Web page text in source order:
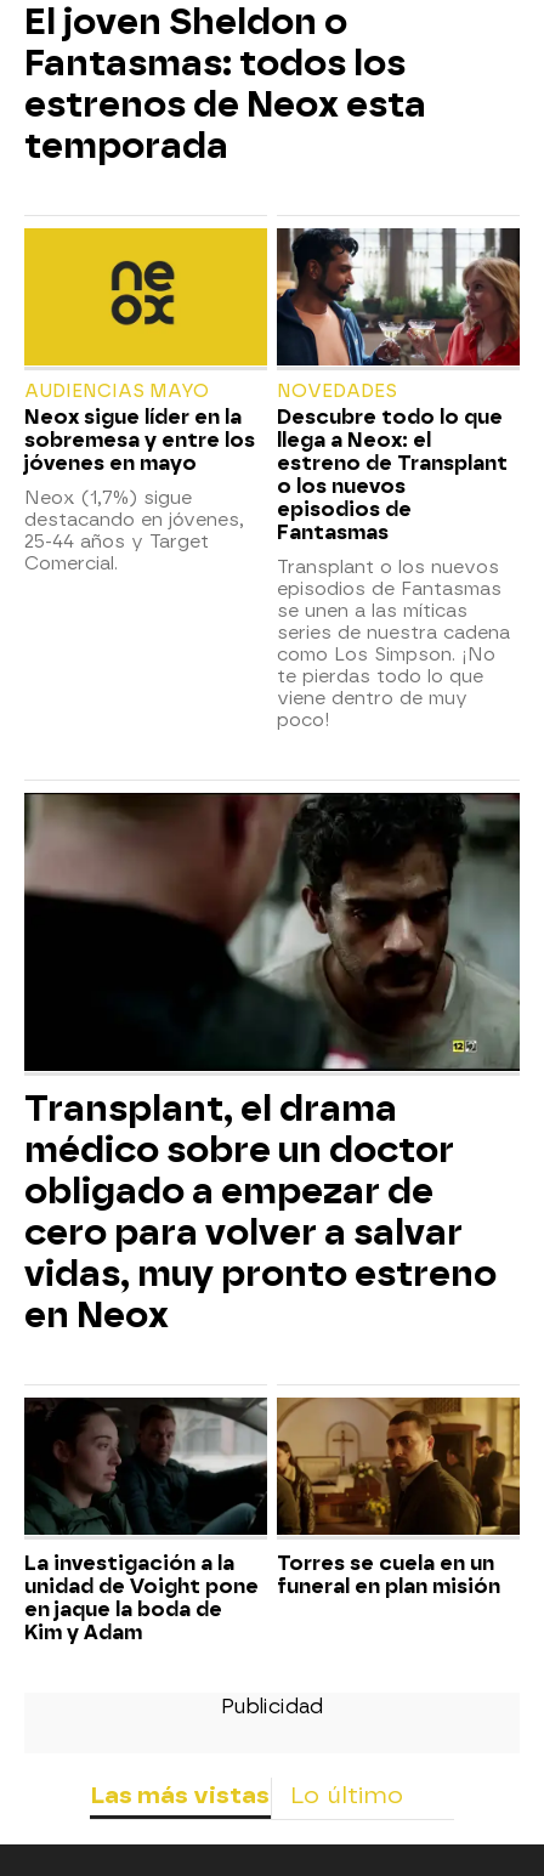
El joven Sheldon o
Fantasmas: todos los
estrenos de Neox esta
temporada
AUDIENCIAS MAYO
Neox sigue líder en la
sobremesa y entre los
jóvenes en mayo
Neox (1,7%) sigue
destacando en jóvenes,
25-44 años y Target
Comercial.
NOVEDADES
Descubre todo lo que
llega a Neox: el
estreno de Transplant
o los nuevos
episodios de
Fantasmas
Transplant o los nuevos
episodios de Fantasmas
se unen a las míticas
series de nuestra cadena
como Los Simpson. ¡No
te pierdas todo lo que
viene dentro de muy
poco!
Transplant, el drama
médico sobre un doctor
obligado a empezar de
cero para volver a salvar
vidas, muy pronto estreno
en Neox
La investigación a la
unidad de Voight pone
en jaque la boda de
Kim y Adam
Torres se cuela en un
funeral en plan misión
Las más vistas Lo último